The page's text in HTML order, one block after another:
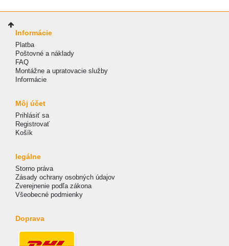
Informácie
Platba
Poštovné a náklady
FAQ
Montážne a upratovacie služby
Informácie
Môj účet
Prihlásiť sa
Registrovať
Košík
legálne
Storno práva
Zásady ochrany osobných údajov
Zverejnenie podľa zákona
Všeobecné podmienky
Doprava